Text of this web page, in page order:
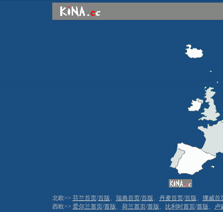
北欧>>芬兰首页/首版、瑞典首页/首版、丹麦首页/首版、挪威首
西欧>>爱尔兰首页/首版、荷兰首页/首版、比利时首页/首版、卢